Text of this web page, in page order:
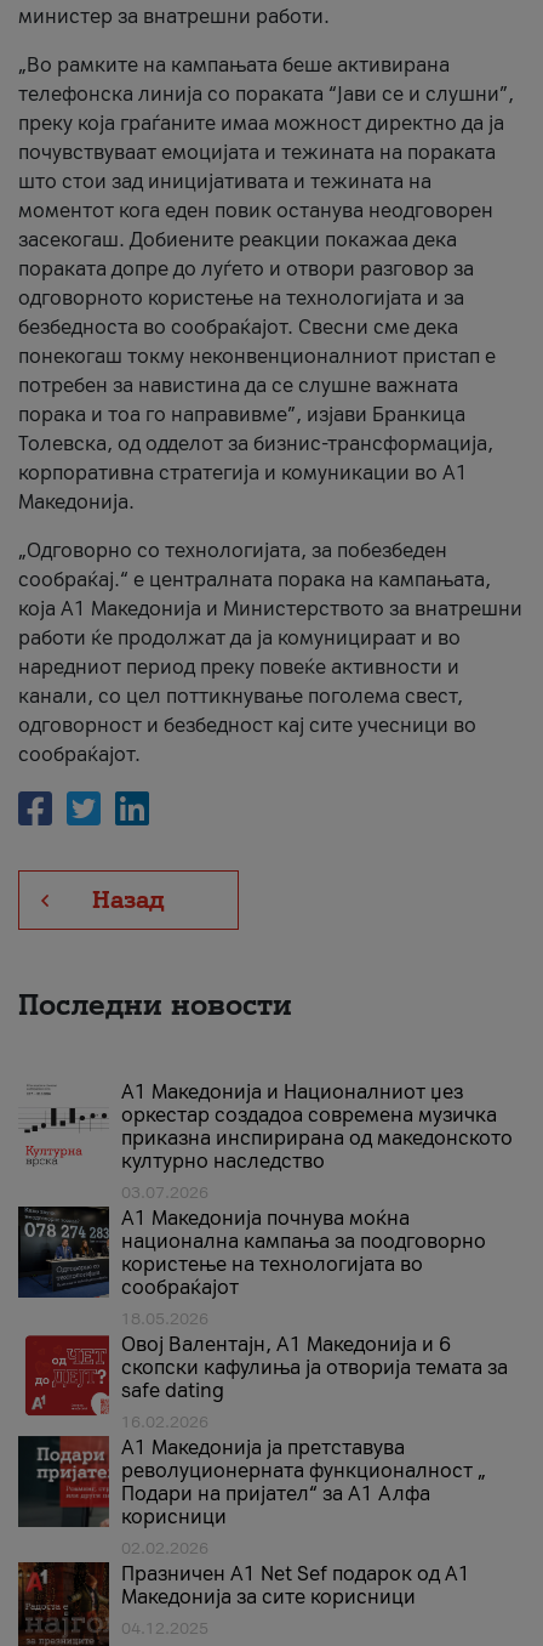
министер за внатрешни работи.
„Во рамките на кампањата беше активирана
телефонска линија со пораката “Јави се и слушни”,
преку која граѓаните имаа можност директно да ја
почувствуваат емоцијата и тежината на пораката
што стои зад иницијативата и тежината на
моментот кога еден повик останува неодговорен
засекогаш. Добиените реакции покажаа дека
пораката допре до луѓето и отвори разговор за
одговорното користење на технологијата и за
безбедноста во сообраќајот. Свесни сме дека
понекогаш токму неконвенционалниот пристап е
потребен за навистина да се слушне важната
порака и тоа го направивме”, изјави Бранкица
Толевска, од одделот за бизнис-трансформација,
корпоративна стратегија и комуникации во А1
Македонија.
„Одговорно со технологијата, за побезбеден
сообраќај.“ е централната порака на кампањата,
која A1 Македонија и Министерството за внатрешни
работи ќе продолжат да ја комуницираат и во
наредниот период преку повеќе активности и
канали, со цел поттикнување поголема свест,
одговорност и безбедност кај сите учесници во
сообраќајот.
Назад
Последни новости
А1 Македонија и Националниот џез
оркестар создадоа современа музичка
приказна инспирирана од македонското
културно наследство
03.07.2026
A1 Македонија почнува моќна
национална кампања за поодговорно
користење на технологијата во
сообраќајот
18.05.2026
Овој Валентајн, A1 Македонија и 6
скопски кафулиња ја отворија темата за
safe dating
16.02.2026
А1 Македонија ја претставува
револуционерната функционалност „
Подари на пријател“ за А1 Алфа
корисници
02.02.2026
Празничен A1 Net Sеf подарок од А1
Македонија за сите корисници
04.12.2025